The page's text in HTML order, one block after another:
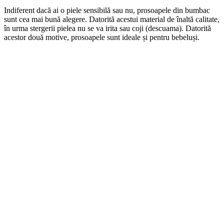
Indiferent dacă ai o piele sensibilă sau nu, prosoapele din bumbac
sunt cea mai bună alegere. Datorită acestui material de înaltă calitate,
în urma stergerii pielea nu se va irita sau coji (descuama). Datorită
acestor două motive, prosoapele sunt ideale și pentru bebeluși.